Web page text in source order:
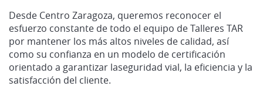
Desde Centro Zaragoza, queremos reconocer el
esfuerzo constante de todo el equipo de Talleres TAR
por mantener los más altos niveles de calidad, así
como su confianza en un modelo de certificación
orientado a garantizar laseguridad vial, la eficiencia y la
satisfacción del cliente.